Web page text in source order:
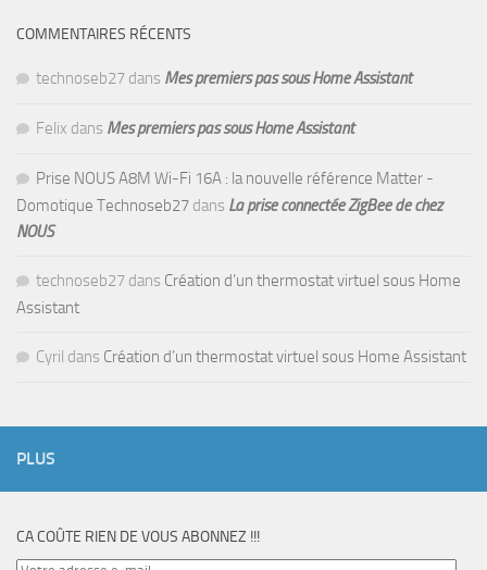
COMMENTAIRES RÉCENTS
technoseb27 dans Mes premiers pas sous Home Assistant
Felix dans Mes premiers pas sous Home Assistant
Prise NOUS A8M Wi-Fi 16A : la nouvelle référence Matter -
Domotique Technoseb27 dans La prise connectée ZigBee de chez
NOUS
technoseb27 dans Création d’un thermostat virtuel sous Home
Assistant
Cyril dans Création d’un thermostat virtuel sous Home Assistant
PLUS
CA COÛTE RIEN DE VOUS ABONNEZ !!!